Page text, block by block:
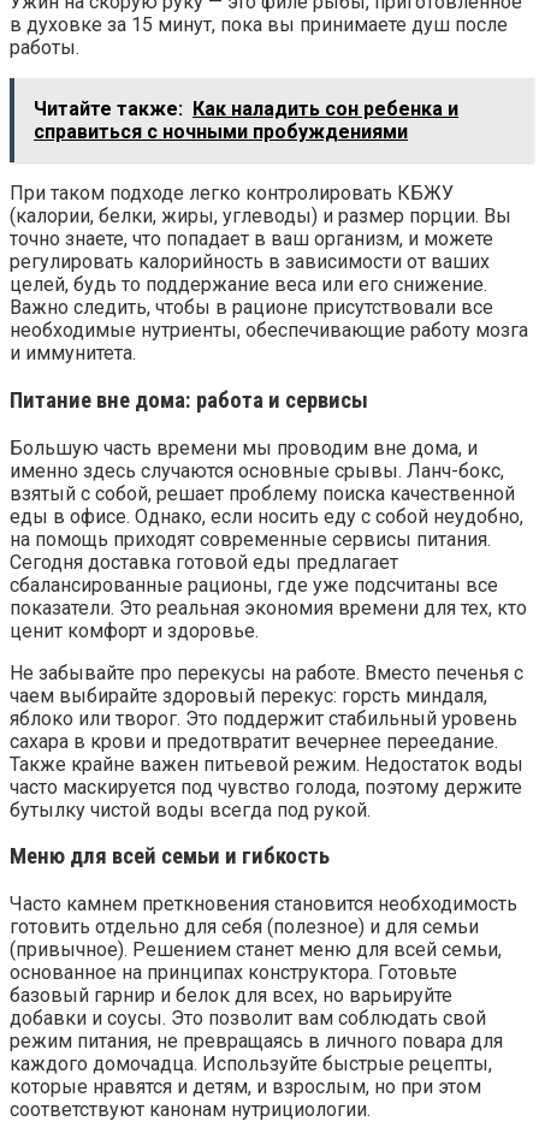
в духовке за 15 минут, пока вы принимаете душ после
работы.
Читайте также: Как наладить сон ребенка и
справиться с ночными пробуждениями
При таком подходе легко контролировать КБЖУ
(калории, белки, жиры, углеводы) и размер порции. Вы
точно знаете, что попадает в ваш организм, и можете
регулировать калорийность в зависимости от ваших
целей, будь то поддержание веса или его снижение.
Важно следить, чтобы в рационе присутствовали все
необходимые нутриенты, обеспечивающие работу мозга
и иммунитета.
Питание вне дома: работа и сервисы
Большую часть времени мы проводим вне дома, и
именно здесь случаются основные срывы. Ланч-бокс,
взятый с собой, решает проблему поиска качественной
еды в офисе. Однако, если носить еду с собой неудобно,
на помощь приходят современные сервисы питания.
Сегодня доставка готовой еды предлагает
сбалансированные рационы, где уже подсчитаны все
показатели. Это реальная экономия времени для тех, кто
ценит комфорт и здоровье.
Не забывайте про перекусы на работе. Вместо печенья с
чаем выбирайте здоровый перекус: горсть миндаля,
яблоко или творог. Это поддержит стабильный уровень
сахара в крови и предотвратит вечернее переедание.
Также крайне важен питьевой режим. Недостаток воды
часто маскируется под чувство голода, поэтому держите
бутылку чистой воды всегда под рукой.
Меню для всей семьи и гибкость
Часто камнем преткновения становится необходимость
готовить отдельно для себя (полезное) и для семьи
(привычное). Решением станет меню для всей семьи,
основанное на принципах конструктора. Готовьте
базовый гарнир и белок для всех, но варьируйте
добавки и соусы. Это позволит вам соблюдать свой
режим питания, не превращаясь в личного повара для
каждого домочадца. Используйте быстрые рецепты,
которые нравятся и детям, и взрослым, но при этом
соответствуют канонам нутрициологии.